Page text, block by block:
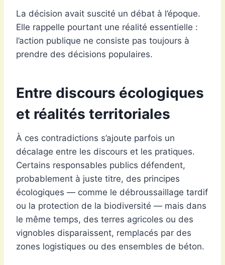
La décision avait suscité un débat à l’époque.
Elle rappelle pourtant une réalité essentielle :
l’action publique ne consiste pas toujours à
prendre des décisions populaires.
Entre discours écologiques
et réalités territoriales
À ces contradictions s’ajoute parfois un
décalage entre les discours et les pratiques.
Certains responsables publics défendent,
probablement à juste titre, des principes
écologiques — comme le débroussaillage tardif
ou la protection de la biodiversité — mais dans
le même temps, des terres agricoles ou des
vignobles disparaissent, remplacés par des
zones logistiques ou des ensembles de béton.